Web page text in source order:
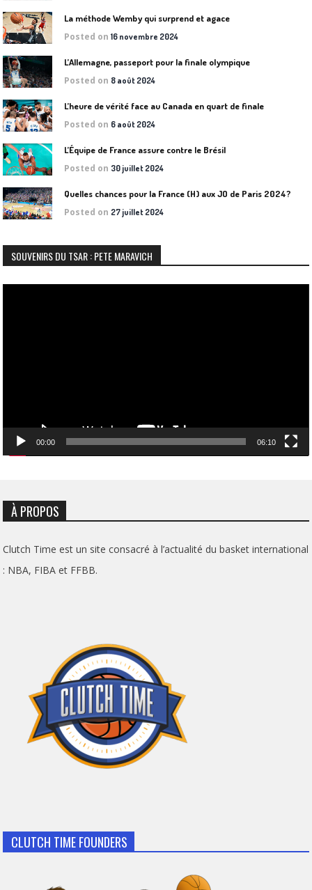
La méthode Wemby qui surprend et agace
Posted on16 novembre 2024
L’Allemagne, passeport pour la finale olympique
Posted on 8 août 2024
L’heure de vérité face au Canada en quart de finale
Posted on 6 août 2024
L’Équipe de France assure contre le Brésil
Posted on 30 juillet 2024
Quelles chances pour la France (H) aux JO de Paris 2024?
Posted on 27 juillet 2024
SOUVENIRS DU TSAR : PETE MARAVICH
00:00 06:10
À PROPOS
Clutch Time est un site consacré à l’actualité du basket international
: NBA, FIBA et FFBB.
CLUTCH TIME FOUNDERS